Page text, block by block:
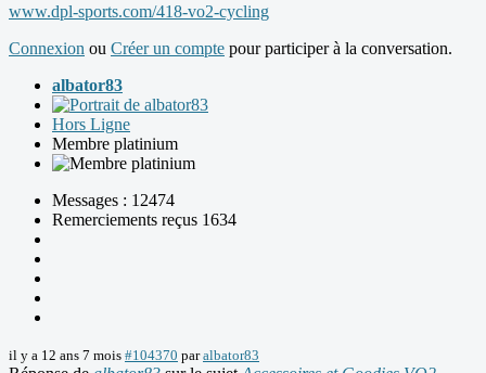
www.dpl-sports.com/418-vo2-cycling
Connexion ou Créer un compte pour participer à la conversation.
albator83
Hors Ligne
Membre platinium
Messages : 12474
Remerciements reçus 1634
il y a 12 ans 7 mois #104370 paralbator83